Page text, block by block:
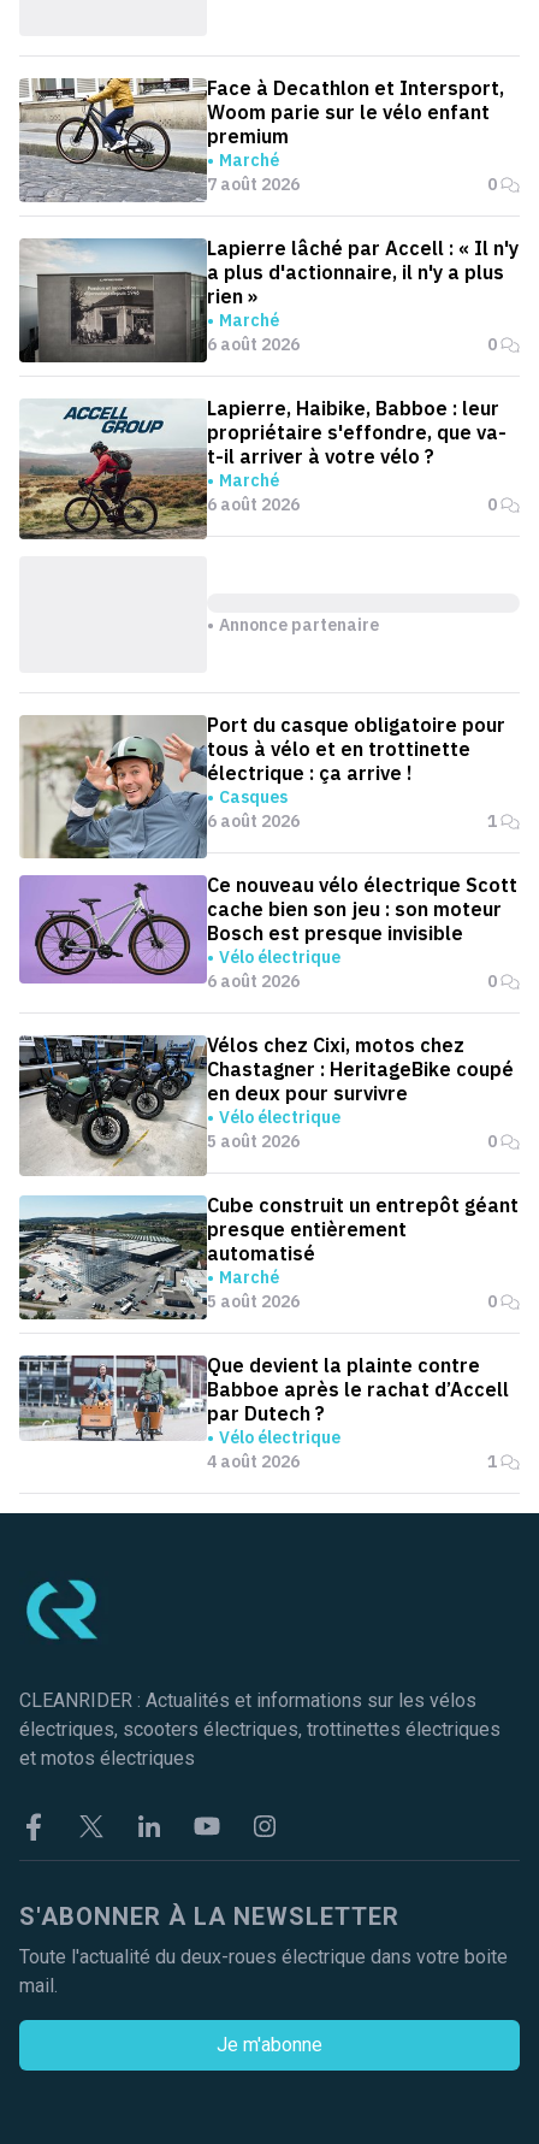
Face à Decathlon et Intersport,
Woom parie sur le vélo enfant
premium
Marché
7 août 2026
0
Lapierre lâché par Accell : « Il n'y
a plus d'actionnaire, il n'y a plus
rien »
Marché
6 août 2026
0
Lapierre, Haibike, Babboe : leur
propriétaire s'effondre, que va-
t-il arriver à votre vélo ?
Marché
6 août 2026
0
Annonce partenaire
Port du casque obligatoire pour
tous à vélo et en trottinette
électrique : ça arrive !
Casques
6 août 2026
1
Ce nouveau vélo électrique Scott
cache bien son jeu : son moteur
Bosch est presque invisible
Vélo électrique
6 août 2026
0
Vélos chez Cixi, motos chez
Chastagner : HeritageBike coupé
en deux pour survivre
Vélo électrique
5 août 2026
0
Cube construit un entrepôt géant
presque entièrement
automatisé
Marché
5 août 2026
0
Que devient la plainte contre
Babboe après le rachat d’Accell
par Dutech ?
Vélo électrique
4 août 2026
1
CLEANRIDER : Actualités et informations sur les vélos
électriques, scooters électriques, trottinettes électriques
et motos électriques
FacebookTwitter LinkekinYoutubeInstagram
S'ABONNER À LA NEWSLETTER
Toute l'actualité du deux-roues électrique dans votre boite
mail.
Je m'abonne